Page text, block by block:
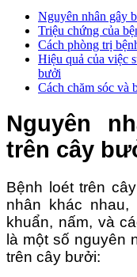
Nguyên nhân gây
Triệu chứng của
Cách phòng trị
Hiệu quả của việc
bưởi
Cách chăm sóc và
Nguyên
trên cây
Bệnh loét trên
nhân khác
khuẩn, nấm, và
là một số nguyên
trên cây bưởi: